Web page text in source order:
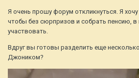
Я очень прошу форум откликнуться. Я
чтобы без сюрпризов и собрать пенсию, в
участвовать.
Вдруг вы готовы разделить еще
Джоником?